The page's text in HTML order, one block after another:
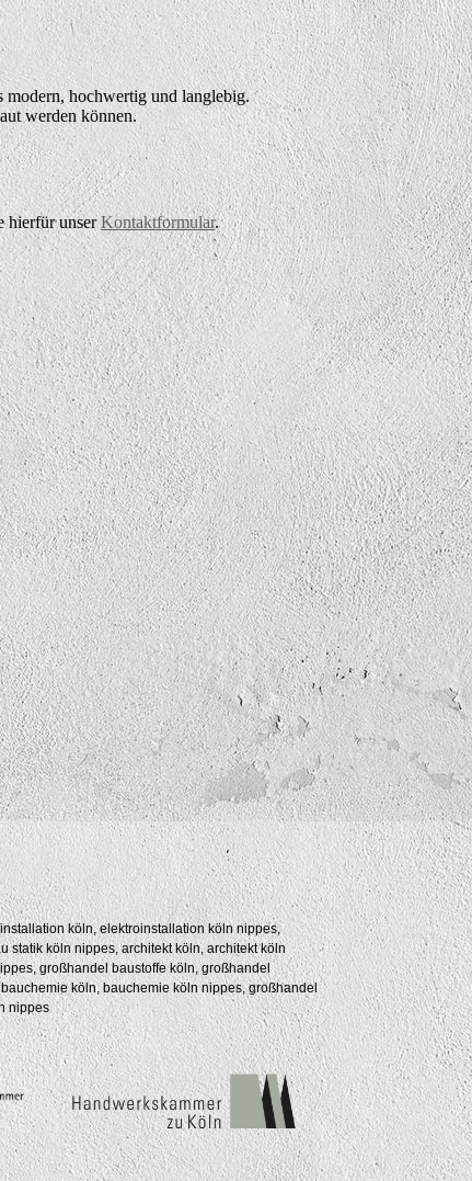
modern, hochwertig und langlebig.
werden können.
hierfür unserKontaktformular.
köln, elektroinstallation köln nippes,
statik köln nippes, architekt köln, architekt köln
großhandel baustoffe köln, großhandel
köln, bauchemie köln nippes, großhandel
nippes